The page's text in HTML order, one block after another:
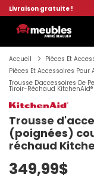
Livraison gratuite !
Accueil
Pièces Et
Pièces Et Accessoires
Trousse D'accessoires De
Tiroir-Réchaud KitchenAid®
Trousse
(poignées)
réchaud
349,99$